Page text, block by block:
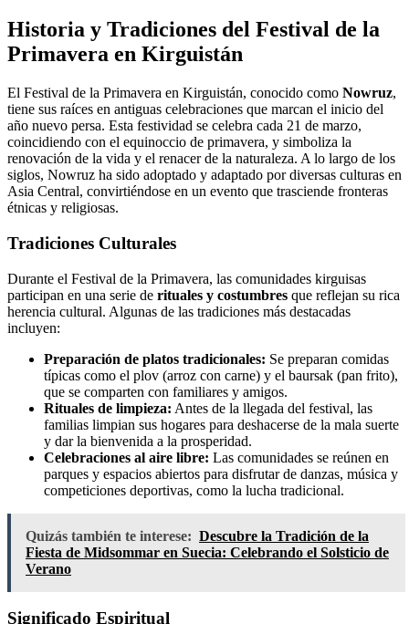
Historia y Tradiciones del Festival de la
Primavera en Kirguistán
El Festival de la Primavera en Kirguistán, conocido como Nowruz,
tiene sus raíces en antiguas celebraciones que marcan el inicio del
año nuevo persa. Esta festividad se celebra cada 21 de marzo,
coincidiendo con el equinoccio de primavera, y simboliza la
renovación de la vida y el renacer de la naturaleza. A lo largo de los
siglos, Nowruz ha sido adoptado y adaptado por diversas culturas en
Asia Central, convirtiéndose en un evento que trasciende fronteras
étnicas y religiosas.
Tradiciones Culturales
Durante el Festival de la Primavera, las comunidades kirguisas
participan en una serie de rituales y costumbres que reflejan su rica
herencia cultural. Algunas de las tradiciones más destacadas
incluyen:
Preparación de platos tradicionales: Se preparan comidas
típicas como el plov (arroz con carne) y el baursak (pan frito),
que se comparten con familiares y amigos.
Rituales de limpieza: Antes de la llegada del festival, las
familias limpian sus hogares para deshacerse de la mala suerte
y dar la bienvenida a la prosperidad.
Celebraciones al aire libre: Las comunidades se reúnen en
parques y espacios abiertos para disfrutar de danzas, música y
competiciones deportivas, como la lucha tradicional.
Quizás también te interese: Descubre la Tradición de la
Fiesta de Midsommar en Suecia: Celebrando el Solsticio de
Verano
Significado Espiritual